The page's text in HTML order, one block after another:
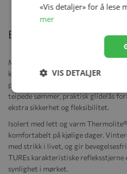
Beskrivelse
MINI A TURE vinterdress i et
kombinerer funksjon og kvalitet.
pustende – perfekt for lek og
teipede sømmer, praktisk glidelås
ekstra sikkerhet og fleksibilitet.
Isolert med lett og varm
komfortabelt på kjølige dager.
med strikk i livet, og gir
TUREs karakteristiske
synlighet i mørket.
«Vis detaljer» for å lese
mer
VIS DETALJER